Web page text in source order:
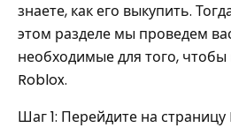
знаете, как его выкупить.
этом разделе мы проведем
необходимые для того, чтобы
Roblox.
Шаг 1: Перейдите на